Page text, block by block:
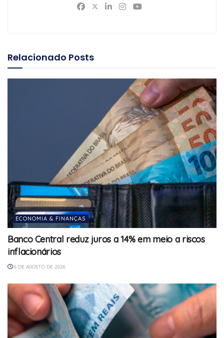
Relacionado Posts
ECONOMIA & FINANÇAS
Banco Central reduz juros a 14% em meio a riscos
inflacionários
6 DE AGOSTO DE 2026